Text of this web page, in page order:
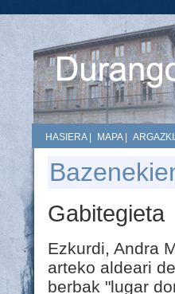
HASIERA| MAPA|
Gabitegieta
Ezkurdi, Andra
arteko aldeari
berbak "lugar